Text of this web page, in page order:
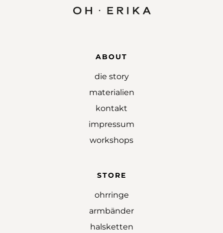
ABOUT
die story
materialien
kontakt
impressum
workshops
STORE
ohrringe
armbänder
halsketten